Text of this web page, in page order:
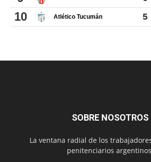
SOBRE NOSOTROS
La ventana radial de los
penitenciarios